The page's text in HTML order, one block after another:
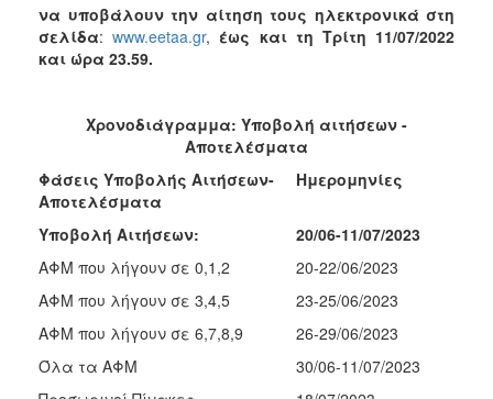
Κοινωνικό
Φαρμακείο
Ισότητα
Φύλων
Υγεία
Αυτόματοι
Απινιδωτές
ΤΟΠΟΣ
να υποβάλουν την αίτηση τους ηλεκτρονικά στη
σελίδα:www.eetaa.gr, έως και τη Τρίτη 11/07/2022
και ώρα 23.59.
Χρονοδιάγραμμα: Υποβολή αιτήσεων -
Αποτελέσματα
Φάσεις Υποβολής Αιτήσεων-
Αποτελέσματα
Ημερομηνίες
Υποβολή Αιτήσεων:
ΑΦΜ που λήγουν σε 0,1,2
ΑΦΜ που λήγουν σε 3,4,5
ΑΦΜ που λήγουν σε 6,7,8,9
Όλα τα ΑΦΜ
20/06-11/07/2023
20-22/06/2023
23-25/06/2023
26-29/06/2023
30/06-11/07/2023